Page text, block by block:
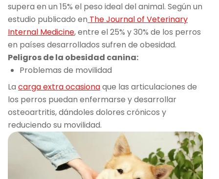
supera en un 15% el peso ideal del animal. Según un
estudio publicado en The Journal of Veterinary
Internal Medicine, entre el 25% y 30% de los perros
en países desarrollados sufren de obesidad.
Peligros de la obesidad canina:
Problemas de movilidad
La carga extra ocasionaque las articulaciones de
los perros puedan enfermarse y desarrollar
osteoartritis, dándoles dolores crónicos y
reduciendo su movilidad.